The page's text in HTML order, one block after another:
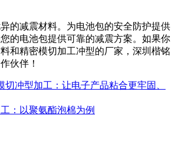
的减震材料。为电池包的安全防护提供
的电池包提供可靠的减震方案。如果你
和精密模切加工冲型的厂家，深圳楷铭
伙伴！
切冲型加工：让电子产品粘合更牢固、
：以聚氨酯泡棉为例